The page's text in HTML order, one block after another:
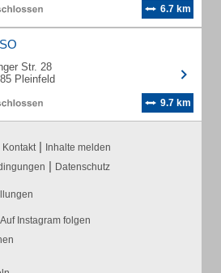
6.7 km
Str. 28
Pleinfeld
9.7 km
Kontakt | Inhalte melden
| Datenschutz
Auf Instagram folgen